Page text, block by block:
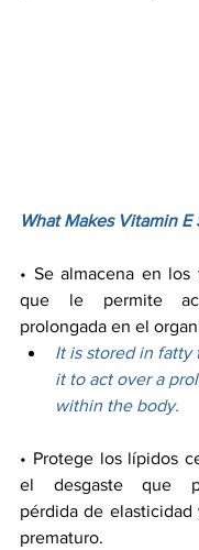
What Makes Vitamin E
• Se almacena en los
que le permite
prolongada en el
It is stored in fatty
it to act over a
within the body.
• Protege los lípidos
el desgaste que
pérdida de
prematuro.